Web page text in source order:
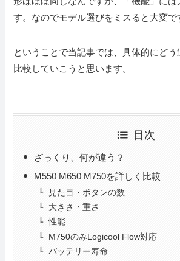
す。なのでモデル選びをミスると大変で
ということで当記事では、具体的にどう
比較していこうと思います。
目次
ざっくり、何が違う？
M550 M650 M750を詳しく比較
見た目・ボタンの数
大きさ・重さ
性能
M750のみLogicool Flow対応
バッテリー寿命